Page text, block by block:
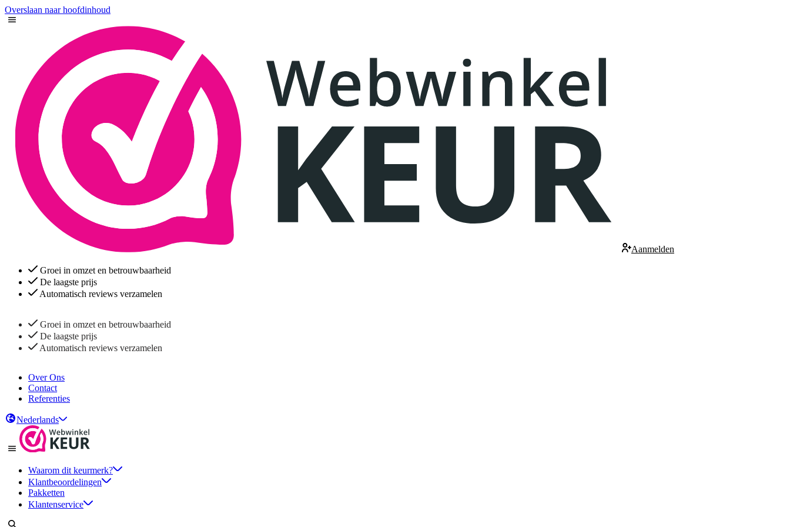
Overslaan naar hoofdinhoud
Aanmelden
Groei in omzet en betrouwbaarheid
De laagste prijs
Automatisch reviews verzamelen
Groei in omzet en betrouwbaarheid
De laagste prijs
Automatisch reviews verzamelen
Over Ons
Contact
Referenties
Nederlands
Waarom dit keurmerk?
Klantbeoordelingen
Pakketten
Klantenservice